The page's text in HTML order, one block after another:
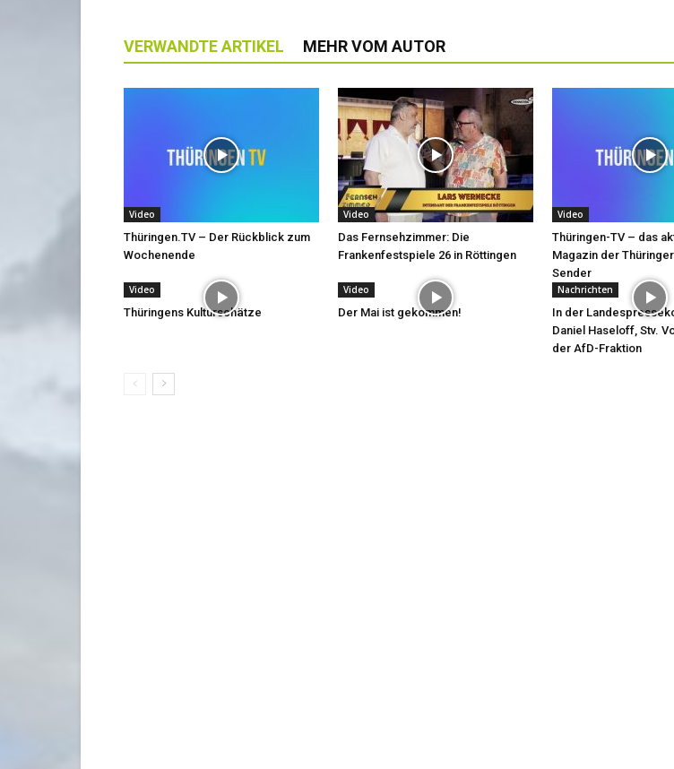
VERWANDTE ARTIKEL MEHR VOM AUTOR
Video
Thüringen.TV – Der Rückblick zum
Wochenende
Video
Das Fernsehzimmer: Die
Frankenfestspiele 26 in Röttingen
Video
Thüringen-TV – das
Magazin der
Sender
Video
Thüringens Kulturschätze
Video
Der Mai ist gekommen!
Nachrichten
In der
Daniel Haseloff, Stv.
der AfD-Fraktion